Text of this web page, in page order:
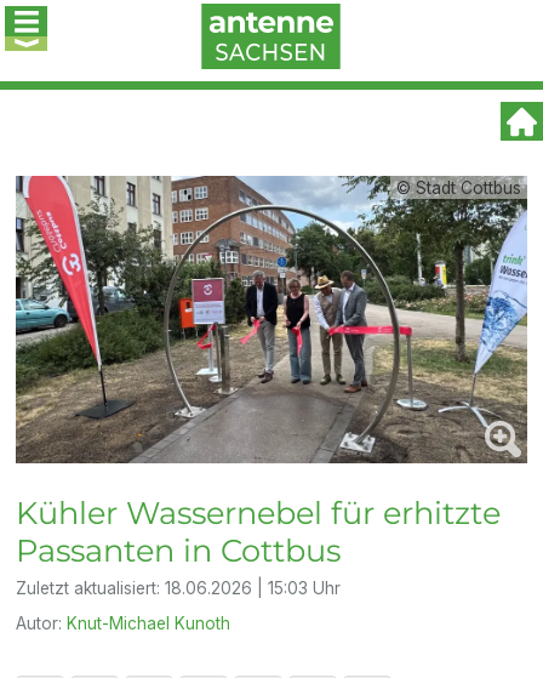
© Stadt Cottbus
Kühler Wassernebel für erhitzte
Passanten in Cottbus
Zuletzt aktualisiert:18.06.2026 | 15:03 Uhr
Autor: Knut-Michael Kunoth